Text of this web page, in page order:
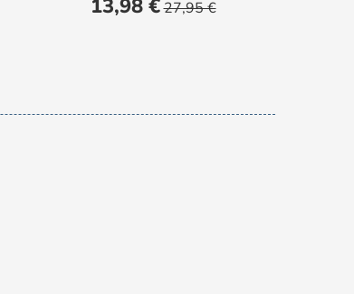
13,98 € base
27,95 €